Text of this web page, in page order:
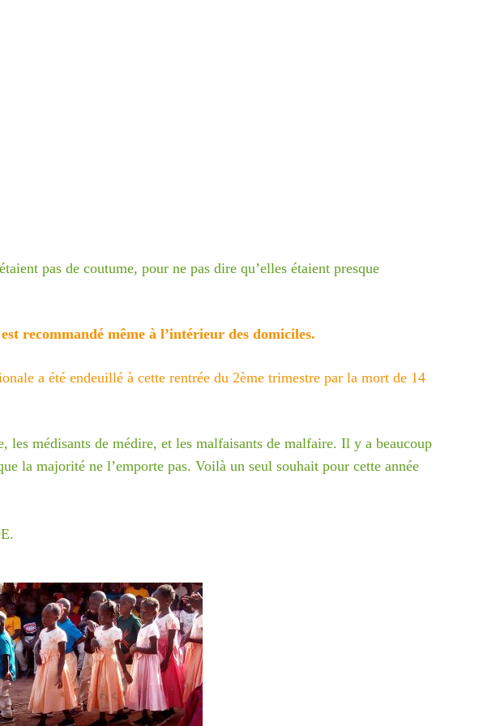
pas de coutume, pour ne pas dire qu’elles étaient presque
recommandé même à l’intérieur des domiciles.
a été endeuillé à cette rentrée du 2ème trimestre par la mort de 14
les médisants de médire, et les malfaisants de malfaire. Il y a beaucoup
la majorité ne l’emporte pas. Voilà un seul souhait pour cette année
!
en détresse suite au
dons:
de Terre des Enfants, chez
un virement ( à